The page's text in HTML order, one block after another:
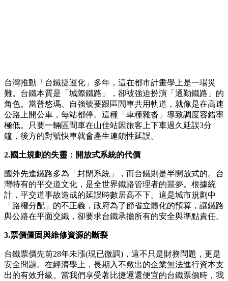
台灣推動「台鐵捷運化」多年，這在都市計畫學上是一場災
難。台鐵本質是「城際鐵路」，卻被強迫扮演「通勤鐵路」的
角色。當普悠瑪、自強號要跟區間車共用軌道，就像是在高速
公路上開公車，每站都停。這種「車種雜沓」導致調度容錯率
極低。只要一輛區間車在山佳站因旅客上下車過久延誤3分
鐘，後方的對號快車就會產生連鎖性延誤。
2.國土規劃的失靈：開放式系統的代價
國外先進鐵路多為「封閉系統」，而台鐵則是半開放式的。台
灣特有的平交道文化，是全世界鐵路管理者的噩夢。根據統
計，平交道事故造成的延誤時數居高不下。這是城市規劃中
「路權分配」的不正義，政府為了節省立體化的預算，讓鐵路
與公路在平面交織，卻要求台鐵承擔所有的安全與準點責任。
3.票價僵固與維修資源的斷裂
台鐵票價先前28年未漲(現已微調)，這不只是財務問題，更是
安全問題。在經濟學上，長期入不敷出的企業無法進行資本支
出的有效升級。當我們享受著比捷運還便宜的台鐵票價時，我